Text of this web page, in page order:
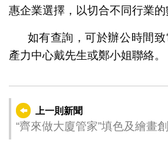
惠企業選擇，以切合不同行業的
如有查詢，可於辦公時間
產力中心戴先生或鄭小姐聯絡。
上一則新聞
“齊來做大廈管家”填色及繪畫